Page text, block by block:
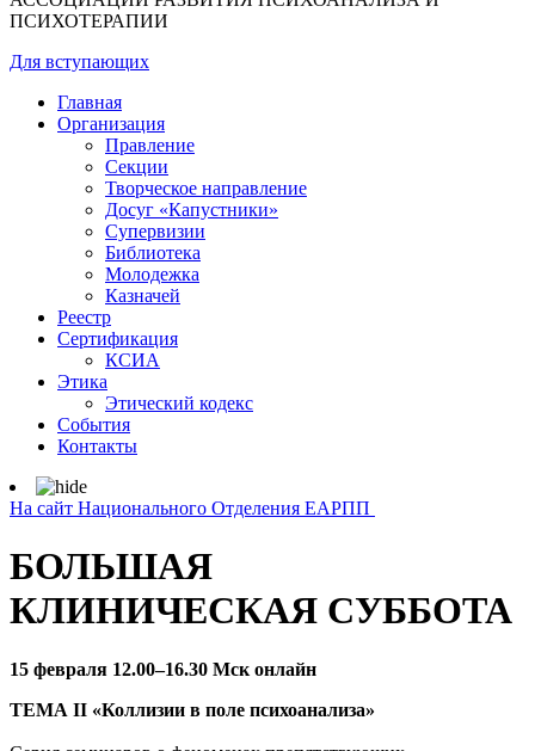
ПСИХОТЕРАПИИ
Для вступающих
Главная
Организация
Правление
Секции
Творческое направление
Досуг «Капустники»
Супервизии
Библиотека
Молодежка
Казначей
Реестр
Сертификация
КСИА
Этика
Этический кодекс
События
Контакты
На сайт Национального Отделения ЕАРПП
БОЛЬШАЯ
КЛИНИЧЕСКАЯ СУББОТА
15 февраля 12.00–16.30 Мск онлайн
ТЕМА II «Коллизии в поле психоанализа»